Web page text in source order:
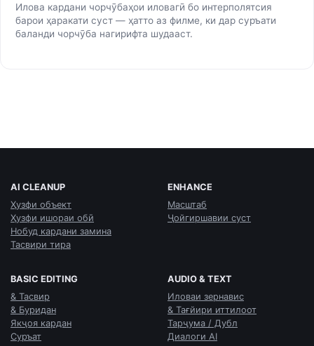
Илова кардани чорчӯбаҳои иловагӣ бо интерполятсия
барои ҳаракати суст — ҳатто аз филме, ки дар суръати
баланди чорчӯба нагирифта шудааст.
AI CLEANUP
Ҳузфи объект
Ҳузфи ишораи обӣ
Нобуд кардани замина
Тасвири тира
ENHANCE
Масштаб
Ҷойгиршавии суст
BASIC EDITING
& Тасвир
& Буридан
Якҷоя кардан
Суръат
AUDIO & TEXT
Иловаи зернавис
& Тағйири иттилоот
Тарҷума / Дубл
Диалоги AI